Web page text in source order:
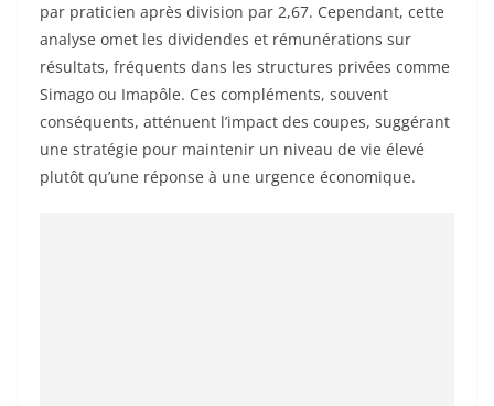
par praticien après division par 2,67. Cependant, cette
analyse omet les dividendes et rémunérations sur
résultats, fréquents dans les structures privées comme
Simago ou Imapôle. Ces compléments, souvent
conséquents, atténuent l’impact des coupes, suggérant
une stratégie pour maintenir un niveau de vie élevé
plutôt qu’une réponse à une urgence économique.